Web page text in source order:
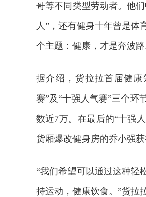
哥等不同类型劳动者。他
人”，还有健身十年曾是
个主题：健康，才是奔波路
据介绍，货拉拉首届健康
赛”及“十强人气赛”三个环
数近7万。在最后的“十强
货厢爆改健身房的乔小强获
“我们希望可以通过这种轻
持运动，健康饮食。”货拉